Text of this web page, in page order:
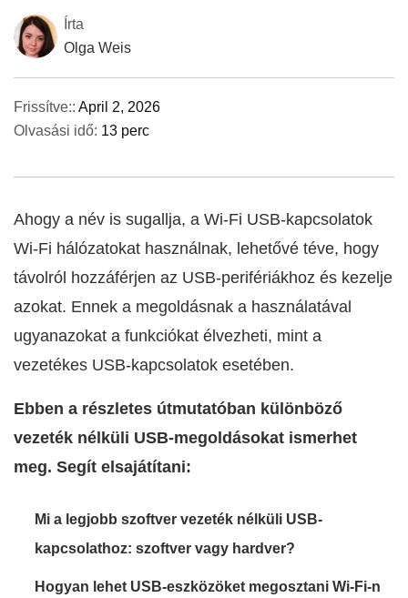
Írta
Olga Weis
Frissítve:: April 2, 2026
Olvasási idő: 13 perc
Ahogy a név is sugallja, a Wi‑Fi USB-kapcsolatok
Wi‑Fi hálózatokat használnak, lehetővé téve, hogy
távolról hozzáférjen az USB-perifériákhoz és kezelje
azokat. Ennek a megoldásnak a használatával
ugyanazokat a funkciókat élvezheti, mint a
vezetékes USB-kapcsolatok esetében.
Ebben a részletes útmutatóban különböző
vezeték nélküli USB-megoldásokat ismerhet
meg. Segít elsajátítani:
Mi a legjobb szoftver vezeték nélküli USB-
kapcsolathoz: szoftver vagy hardver?
Hogyan lehet USB-eszközöket megosztani Wi‑Fi-n